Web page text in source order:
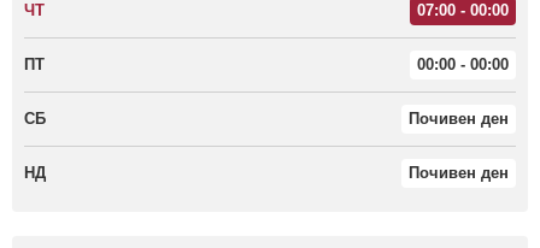
ЧТ 07:00 - 00:00
ПТ 00:00 - 00:00
СБ Почивен ден
НД Почивен ден